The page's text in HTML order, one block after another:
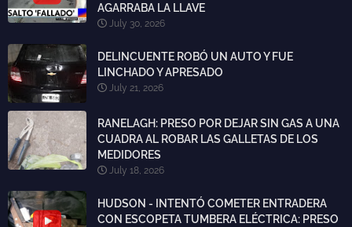
AGARRABA LA LLAVE
July 30, 2026
DELINCUENTE ROBÓ UN AUTO Y FUE
LINCHADO Y APRESADO
July 21, 2026
RANELAGH: PRESO POR DEJAR SIN GAS A UNA
CUADRA AL ROBAR LAS GALLETAS DE LOS
MEDIDORES
July 18, 2026
HUDSON - INTENTÓ COMETER ENTRADERA
CON ESCOPETA TUMBERA ELÉCTRICA: PRESO